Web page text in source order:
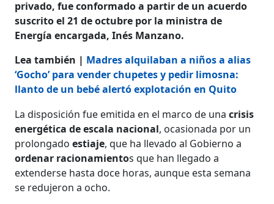
privado, fue conformado a partir de un acuerdo
suscrito el 21 de octubre por la ministra de
Energía encargada, Inés Manzano.
Lea también | Madres alquilaban a niños a alias
‘Gocho’ para vender chupetes y pedir limosna:
llanto de un bebé alertó explotación en Quito
La disposición fue emitida en el marco de una crisis
energética de escala nacional, ocasionada por un
prolongadoestiaje, que ha llevado al Gobierno a
ordenar racionamientos que han llegado a
extenderse hasta doce horas, aunque esta semana
se redujeron a ocho.